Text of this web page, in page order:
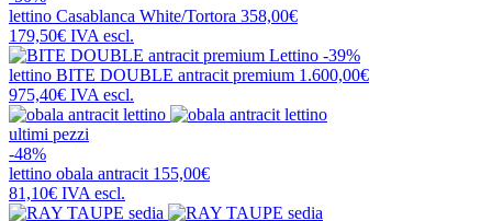
lettino Casablanca White/Tortora 358,00€
179,50€ IVA escl.
-39%
lettino BITE DOUBLE antracit premium 1.600,00€
975,40€ IVA escl.
ultimi pezzi
-48%
lettino obala antracit 155,00€
81,10€ IVA escl.